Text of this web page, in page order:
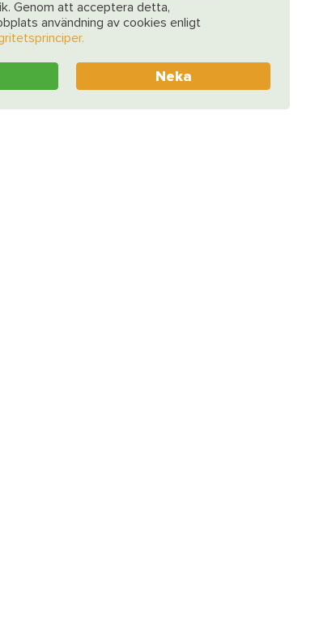
Genom att acceptera detta,
användning av cookies enligt
Neka